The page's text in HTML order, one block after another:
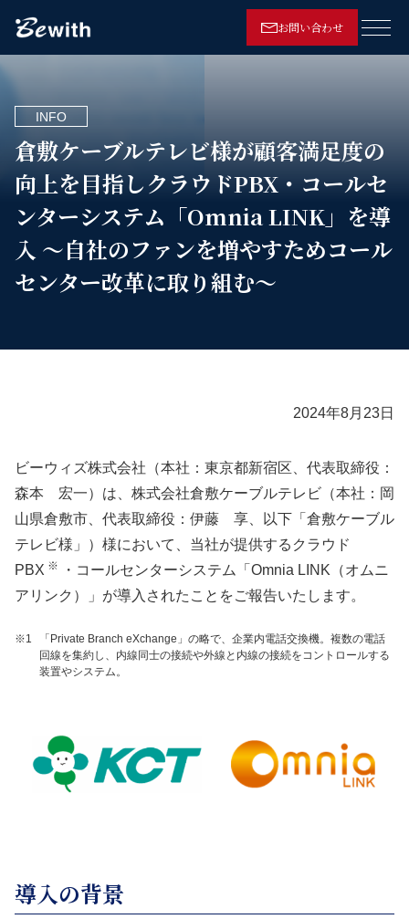
お問い合わせ
メニ
倉敷ケーブルテレビ様が顧客満足度の
向上を目指しクラウドPBX・コールセ
ンターシステム「Omnia LINK」を導
入 ～自社のファンを増やすためコール
センター改革に取り組む～
INFO
2024年8月23日
ビーウィズ株式会社（本社：東京都新宿区、代表取締役：
森本 宏一）は、株式会社倉敷ケーブルテレビ（本社：岡
山県倉敷市、代表取締役：伊藤 享、以下「倉敷ケーブル
テレビ様」）様において、当社が提供するクラウド
PBX ※
・コールセンターシステム「Omnia LINK（オムニ
アリンク）」が導入されたことをご報告いたします。
※1
「Private Branch eXchange」の略で、企業内電話交換機。複数の電話
回線を集約し、内線同士の接続や外線と内線の接続をコントロールする
装置やシステム。
導入の背景